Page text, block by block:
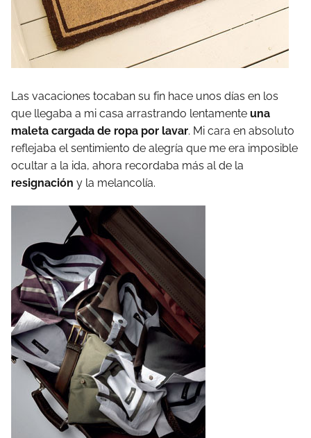
Las vacaciones tocaban su fin hace unos días en los
que llegaba a mi casa arrastrando lentamente una
maleta cargada de ropa por lavar. Mi cara en absoluto
reflejaba el sentimiento de alegría que me era imposible
ocultar a la ida, ahora recordaba más al de la
resignación y la melancolía.